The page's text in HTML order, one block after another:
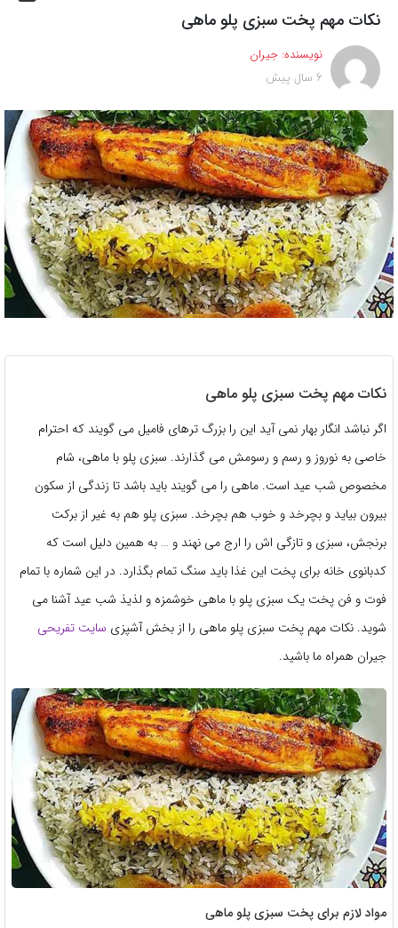
نکات مهم پخت سبزی پلو ماهی
نویسنده: جیران
6 سال پیش
نکات مهم پخت سبزی پلو ماهی
اگر نباشد انگار بهار نمی آید این را بزرگ ترهای فامیل می گویند که احترام
خاصی به نوروز و رسم و رسومش می گذارند. سبزی پلو با ماهی، شام
مخصوص شب عید است. ماهی را می گویند باید باشد تا زندگی از سکون
بیرون بیاید و بچرخد و خوب هم بچرخد. سبزی پلو هم به غیر از برکت
برنجش، سبزی و تازگی اش را ارج می نهند و … به همین دلیل است که
کدبانوی خانه برای پخت این غذا باید سنگ تمام بگذارد. در این شماره با تمام
فوت و فن پخت یک سبزی پلو با ماهی خوشمزه و لذیذ شب عید آشنا می
شوید. نکات مهم پخت سبزی پلو ماهی را از بخش آشپزی سایت تفریحی
جیران همراه ما باشید.
مواد لازم برای پخت سبزی پلو ماهی